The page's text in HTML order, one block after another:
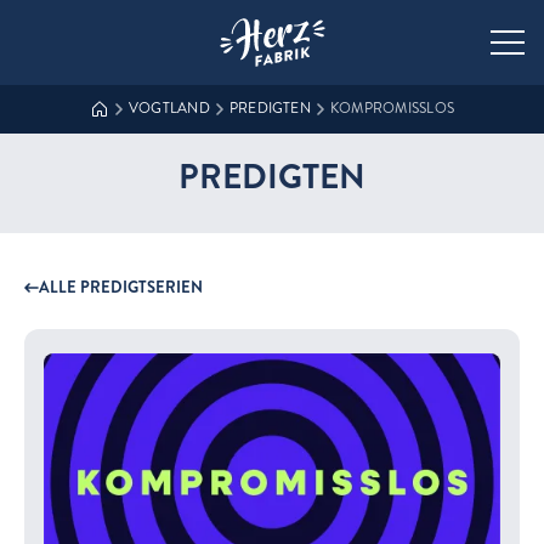
Zur Startseite der Herzfabrik
VOGTLAND PREDIGTEN KOMPROMISSLOS
PREDIGTEN
ALLE PREDIGTSERIEN